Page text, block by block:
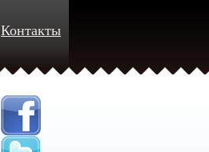
Контакты